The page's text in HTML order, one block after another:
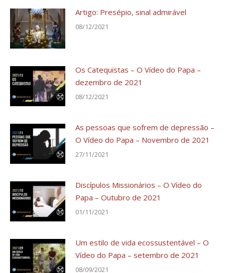
Artigo: Presépio, sinal admirável
08/12/2021
Os Catequistas – O Vídeo do Papa –
dezembro de 2021
08/12/2021
As pessoas que sofrem de depressão –
O Vídeo do Papa – Novembro de 2021
27/11/2021
Discípulos Missionários – O Vídeo do
Papa – Outubro de 2021
01/11/2021
Um estilo de vida ecossustentável – O
Vídeo do Papa – setembro de 2021
08/09/2021